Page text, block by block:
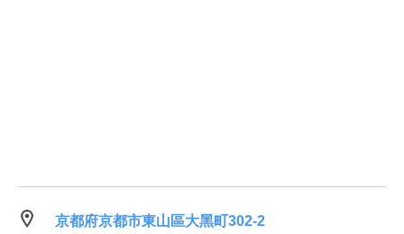
京都府京都市東山區大黑町302-2